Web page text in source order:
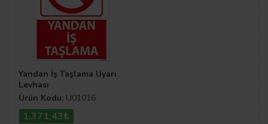
Yandan İş Taşlama Uyarı
Levhası
Ürün Kodu: U01016
1.371,43₺